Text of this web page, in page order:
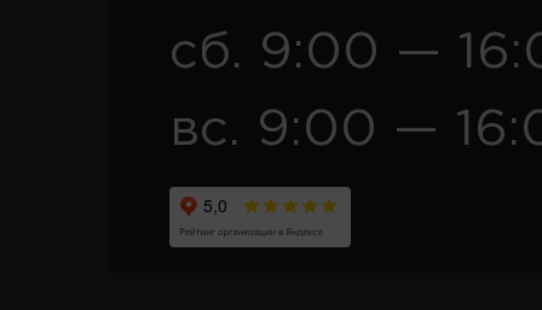
сб. 9:00 —
вс. 9:00 —